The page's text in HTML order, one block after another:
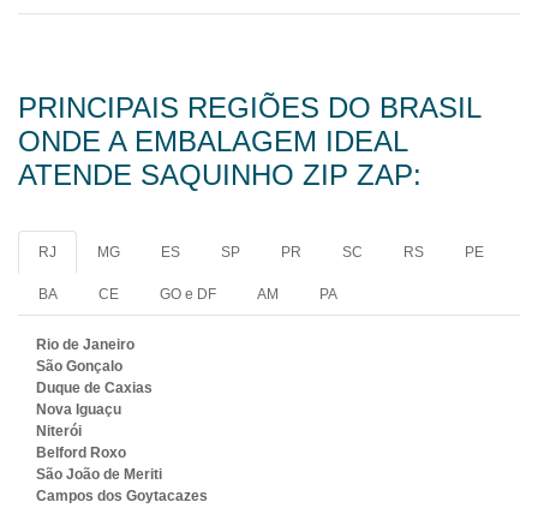
PRINCIPAIS REGIÕES DO BRASIL
ONDE A EMBALAGEM IDEAL
ATENDE SAQUINHO ZIP ZAP:
RJ MG ES SP PR SC RS PE
BA CE GO e DF AM PA
Rio de Janeiro
São Gonçalo
Duque de Caxias
Nova Iguaçu
Niterói
Belford Roxo
São João de Meriti
Campos dos Goytacazes